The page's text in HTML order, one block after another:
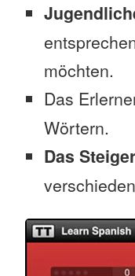
möchten.
Das
Wörtern.
Das